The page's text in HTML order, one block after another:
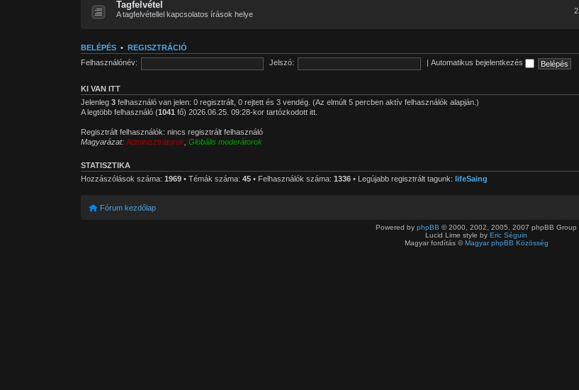
Tagfelvétel
A tagfelvétellel kapcsolatos írások helye 2
BELÉPÉS •REGISZTRÁCIÓ
Felhasználónév:
Jelszó: Automatikus bejelentkezés
KI VAN ITT
Jelenleg3 felhasználó van jelen: 0 regisztrált, 0 rejtett és 3 vendég. (Az elmúlt 5 percben aktív felhasználók alapján.)
A legtöbb felhasználó (1041 fő) 2026.06.25. 09:28-kor tartózkodott itt.
Regisztrált felhasználók: nincs regisztrált felhasználó
Magyarázat:Adminisztrátorok ,Globális moderátorok
STATISZTIKA
Hozzászólások száma:1969 • Témák száma:45 • Felhasználók száma:1336 • Legújabb regisztrált tagunk:lifeSaing
Fórum kezdőlap
Powered by phpBB © 2000, 2002, 2005, 2007 phpBB Group
Lucid Lime style by Eric Séguin
Magyar fordítás ©Magyar phpBB Közösség